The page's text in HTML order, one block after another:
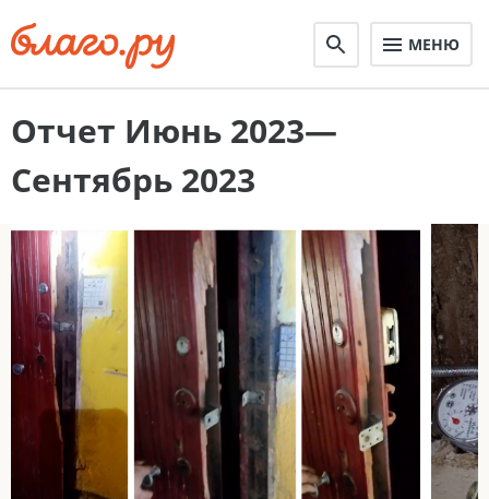
МЕНЮ
Отчет Июнь 2023—
Сентябрь 2023